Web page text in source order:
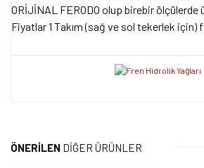
ORİJİNAL FERODO olup birebir
Fiyatlar 1 Takım (sağ ve sol tekerlek için)
tarafımıza iletebilirsiniz.
ÖNERİLEN DİĞER ÜRÜNLER